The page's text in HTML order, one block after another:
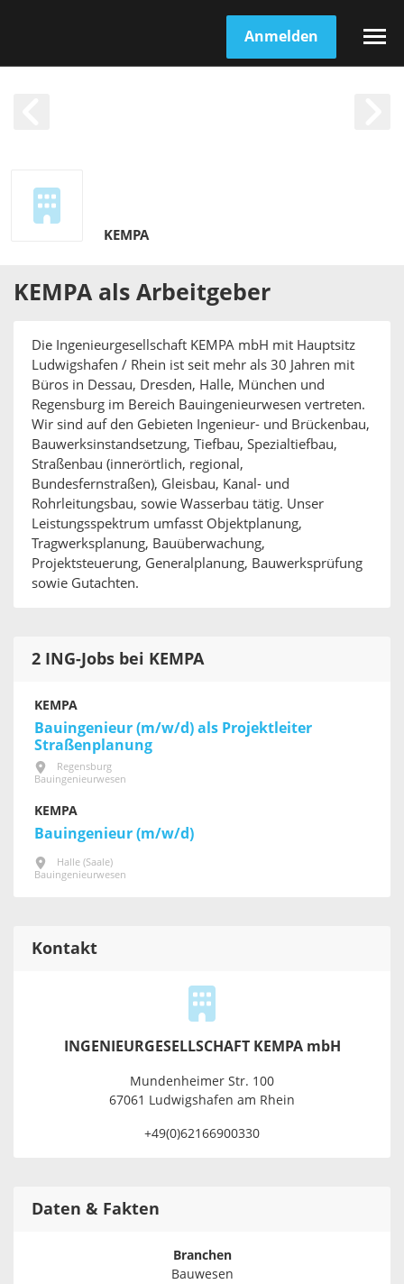
Anmelden
KEMPA
KEMPA als Arbeitgeber
Die Ingenieurgesellschaft KEMPA mbH mit Hauptsitz
Ludwigshafen / Rhein ist seit mehr als 30 Jahren mit
Büros in Dessau, Dresden, Halle, München und
Regensburg im Bereich Bauingenieurwesen vertreten.
Wir sind auf den Gebieten Ingenieur- und Brückenbau,
Bauwerksinstandsetzung, Tiefbau, Spezialtiefbau,
Straßenbau (innerörtlich, regional,
Bundesfernstraßen), Gleisbau, Kanal- und
Rohrleitungsbau, sowie Wasserbau tätig. Unser
Leistungsspektrum umfasst Objektplanung,
Tragwerksplanung, Bauüberwachung,
Projektsteuerung, Generalplanung, Bauwerksprüfung
sowie Gutachten.
2 ING-Jobs bei KEMPA
KEMPA
Bauingenieur (m/w/d) als Projektleiter
Straßenplanung
Regensburg
Bauingenieurwesen
KEMPA
Bauingenieur (m/w/d)
Halle (Saale)
Bauingenieurwesen
Kontakt
INGENIEURGESELLSCHAFT KEMPA mbH
Mundenheimer Str. 100
67061 Ludwigshafen am Rhein
+49(0)62166900330
Daten & Fakten
Branchen
Bauwesen